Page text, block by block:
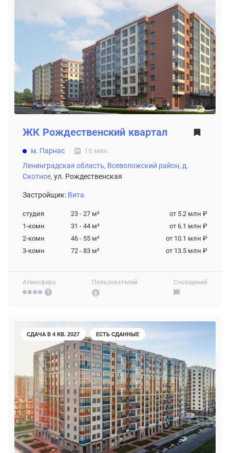
Атмосфера Пользователей Сообщений
ЖК Рождественский квартал
м. Парнас
16 мин.
Ленинградская область, Всеволожский район, д.
Скотное, ул. Рождественская
Застройщик: Вита
студия 23 - 27 м²
от 5.2 млн ₽
1-комн
31 - 44 м²
от 6.1 млн ₽
2-комн
46 - 55 м²
от 10.1 млн ₽
3-комн
72 - 83 м² от 13.5 млн ₽
СДАЧА В 4 КВ. 2027 ЕСТЬ СДАННЫЕ